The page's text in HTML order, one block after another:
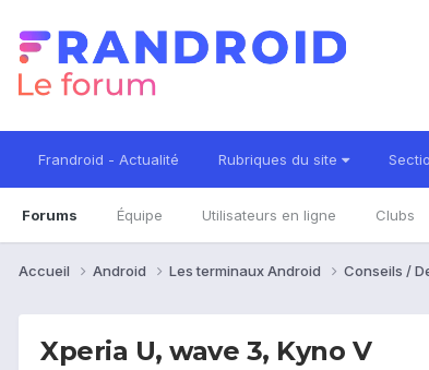
Frandroid - Actualité Rubriques du site
Forums Équipe Utilisateurs en ligne Clubs
Accueil Android Les terminaux Android Conseils /
Xperia U, wave 3, Kyno V